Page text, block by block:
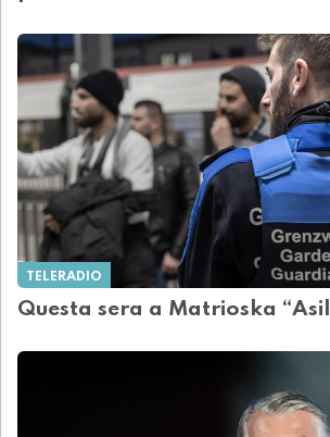
TELERADIO
Questa sera a Matrioska